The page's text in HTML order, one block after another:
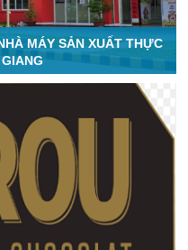
MÁY SẢN XUẤT THỰC